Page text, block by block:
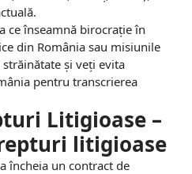
ce înseamnă birocrație în
din România sau misiunile
și veți evita
pentru transcrierea
Litigioase –
litigioase
încheia un contract de